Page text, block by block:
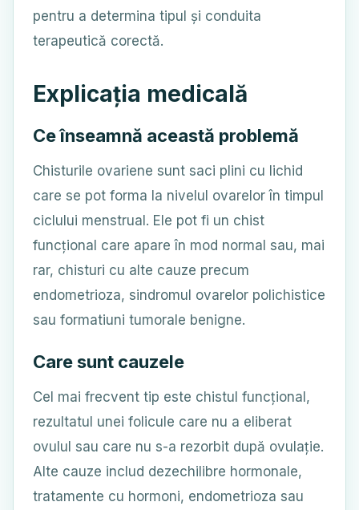
pentru a determina tipul și conduita
terapeutică corectă.
Explicația medicală
Ce înseamnă această problemă
Chisturile ovariene sunt saci plini cu lichid
care se pot forma la nivelul ovarelor în timpul
ciclului menstrual. Ele pot fi un chist
funcțional care apare în mod normal sau, mai
rar, chisturi cu alte cauze precum
endometrioza, sindromul ovarelor polichistice
sau formatiuni tumorale benigne.
Care sunt cauzele
Cel mai frecvent tip este chistul funcțional,
rezultatul unei folicule care nu a eliberat
ovulul sau care nu s-a rezorbit după ovulație.
Alte cauze includ dezechilibre hormonale,
tratamente cu hormoni, endometrioza sau